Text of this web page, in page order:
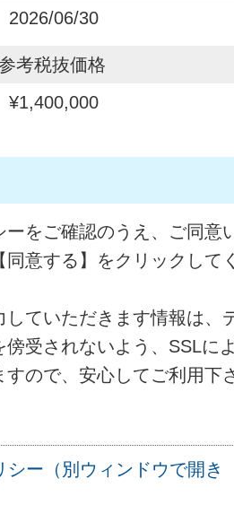
2026/06/30
¥1,400,000
ーをご確認のうえ、ご同意
同意する】をクリックして
していただきます情報は、
傍受されないよう、SSLに
すので、安心してご利用下
シー（別ウィンドウで開き